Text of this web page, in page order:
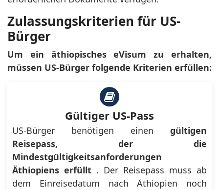
Zulassungskriterien für US-
Bürger
Um ein äthiopisches eVisum zu erhalten,
müssen US-Bürger folgende Kriterien erfüllen:
Gültiger US-Pass
US-Bürger benötigen einen gültigen
Reisepass, der die
Mindestgültigkeitsanforderungen
Äthiopiens erfüllt . Der Reisepass muss ab
dem Einreisedatum nach Äthiopien noch